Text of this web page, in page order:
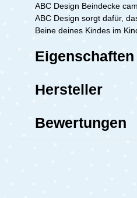
ABC Design Beindecke
ABC Design sorgt dafür,
Beine deines Kindes im
Eigenschaften
Hersteller
Bewertungen